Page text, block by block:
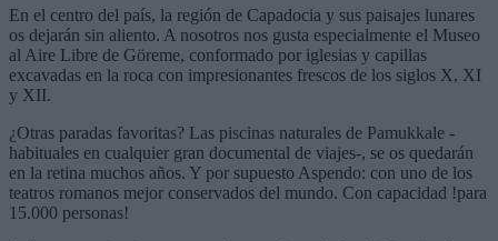
En el centro del país, la región de Capadocia y sus paisajes lunares
os dejarán sin aliento. A nosotros nos gusta especialmente el Museo
al Aire Libre de Göreme, conformado por iglesias y capillas
excavadas en la roca con impresionantes frescos de los siglos X, XI
y XII.
¿Otras paradas favoritas? Las piscinas naturales de Pamukkale -
habituales en cualquier gran documental de viajes-, se os quedarán
en la retina muchos años. Y por supuesto Aspendo: con uno de los
teatros romanos mejor conservados del mundo. Con capacidad !para
15.000 personas!